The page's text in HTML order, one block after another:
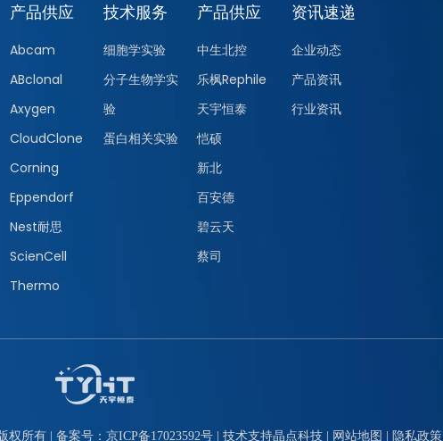
产品供应
Abcam
ABclonal
Axygen
CloudClone
Corning
Eppendorf
Nest耐思
ScienCell
Thermo
技术服务
细胞学实验
分子生物学实
验
蛋白相关实验
产品供应
中生北控
乐枫Rephile
天宇恒泰
恺硕
新北
百安德
碧云天
蔡司
资讯速递
企业动态
产品资讯
行业资讯
权所有 | 备案号： 京ICP备17023592号 | 技术支持晶点科技 网站地图 隐私政策